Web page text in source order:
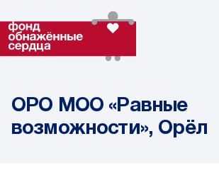
ОРО МОО «Равные
возможности», Орёл